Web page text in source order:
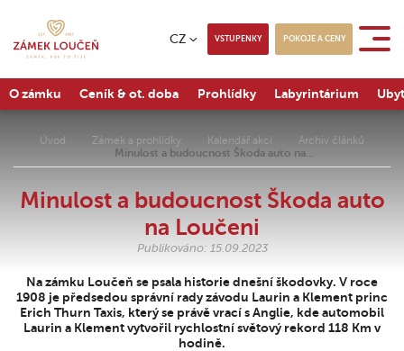
CZ VSTUPENKY POKOJE A CENY
O zámku Ceník & ot. doba Prohlídky Labyrintárium
Úvod Zámek a prohlídky Kalendář akcí
Archiv článků
Minulost a budoucnost Škoda auto na…
Minulost a budoucnost Škoda auto
na Loučeni
Publikováno: 15.09.2023
Na zámku Loučeň se psala historie dnešní škodovky. V roce
1908 je předsedou správní rady závodu Laurin a Klement princ
Erich Thurn Taxis, který se právě vrací s Anglie, kde automobil
Laurin a Klement vytvořil rychlostní světový rekord 118 Km v
hodině.